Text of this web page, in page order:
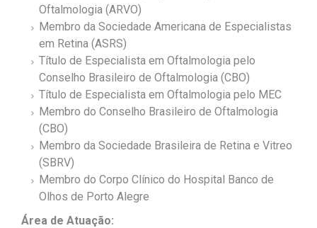
Oftalmologia (ARVO)
Membro da Sociedade Americana de Especialistas
em Retina (ASRS)
Título de Especialista em Oftalmologia pelo
Conselho Brasileiro de Oftalmologia (CBO)
Título de Especialista em Oftalmologia pelo MEC
Membro do Conselho Brasileiro de Oftalmologia
(CBO)
Membro da Sociedade Brasileira de Retina e Vitreo
(SBRV)
Membro do Corpo Clínico do Hospital Banco de
Olhos de Porto Alegre
Área de Atuação: